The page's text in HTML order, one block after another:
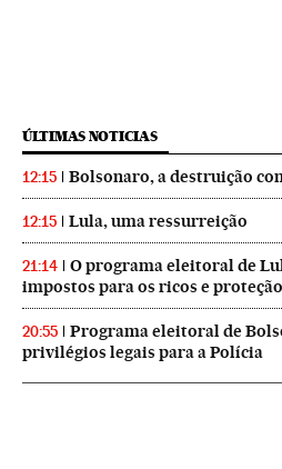
ÚLTIMAS NOTICIAS
12:15 Bolsonaro, a destruição
12:15 Lula, uma ressurreição
21:14
O programa eleitoral de
impostos para os ricos e
20:55
Programa eleitoral de
privilégios legais para a Polícia